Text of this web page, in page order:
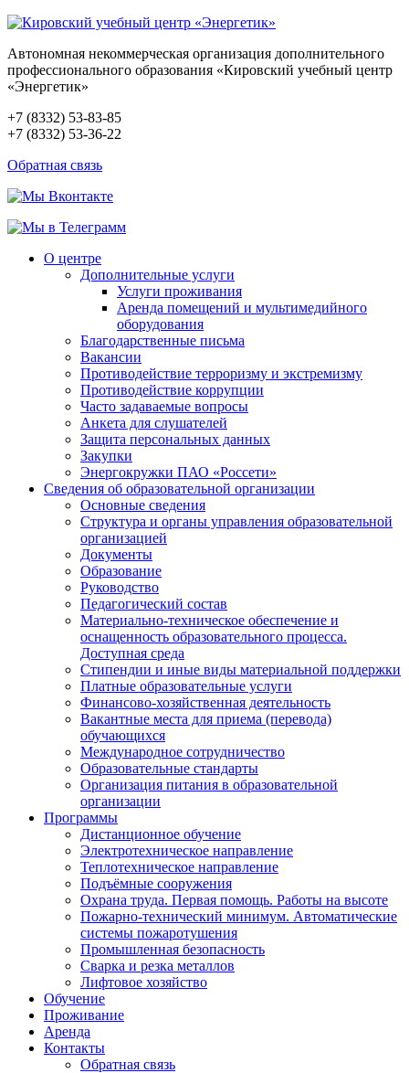
Автономная некоммерческая организация дополнительного
профессионального образования «Кировский учебный центр
«Энергетик»
+7 (8332) 53-83-85
+7 (8332) 53-36-22
Обратная связь
О центре
Дополнительные услуги
Услуги проживания
Аренда помещений и мультимедийного
оборудования
Благодарственные письма
Вакансии
Противодействие терроризму и экстремизму
Противодействие коррупции
Часто задаваемые вопросы
Анкета для слушателей
Защита персональных данных
Закупки
Энергокружки ПАО «Россети»
Сведения об образовательной организации
Основные сведения
Структура и органы управления образовательной
организацией
Документы
Образование
Руководство
Педагогический состав
Материально-техническое обеспечение и
оснащенность образовательного процесса.
Доступная среда
Стипендии и иные виды материальной поддержки
Платные образовательные услуги
Финансово-хозяйственная деятельность
Вакантные места для приема (перевода)
обучающихся
Международное сотрудничество
Образовательные стандарты
Организация питания в образовательной
организации
Программы
Дистанционное обучение
Электротехническое направление
Теплотехническое направление
Подъёмные сооружения
Охрана труда. Первая помощь. Работы на высоте
Пожарно-технический минимум. Автоматические
системы пожаротушения
Промышленная безопасность
Сварка и резка металлов
Лифтовое хозяйство
Обучение
Проживание
Аренда
Контакты
Обратная связь